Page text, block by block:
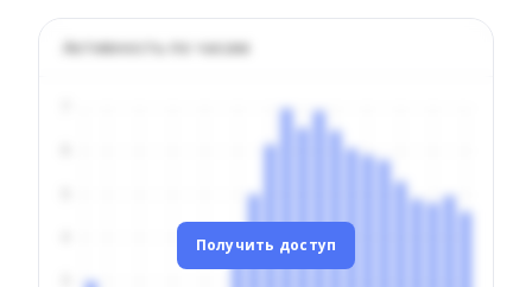
Активность по часам
Получить доступ